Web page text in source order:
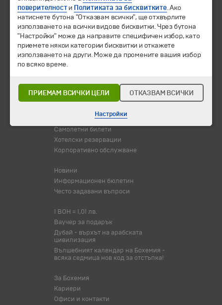
Направления
Календар
Всички програми от А до Я
Промоции
Горещи оферти
Потвърдени дати
Оферта на деня
Самолетни билети
Хотелски резервации
Корпоративно обслужване
Новини
Информационен бюлетин
Често задавани въпроси
1 BOH = 1,01 лв.
Ваучер за подарък
Дубай - върхът на арабската
цивилизация
Вълшебният календар на Бохемия -
всяка седмица нов код за отстъпка!
За Бохемия
Кариери
Офиси и контакти
поверителности Политиката за бисквитките. Ако
натиснете бутона "Отказвам всички", ще отхвърлите
използването на всички видове бисквитки. Чрез бутона
"Настройки" може да направите специфичен избор, като
приемете някои категории бисквитки и откажете
използването на други. Може да промените вашия избор
по всяко време.
ПРИЕМАМ ВСИЧКИ ЦЕЛИ ОТКАЗВАМ ВСИЧКИ
Настройки